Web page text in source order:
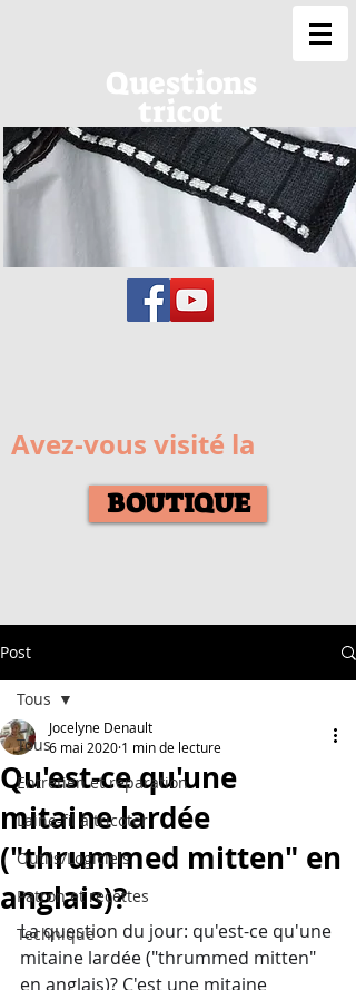
Questions
tricot
Avez-vous visité la
BOUTIQUE
Post
Tous
Entretien et réparation
Laine-fil à tricoter
Outils/Logiciels
Patron et recettes
Technique
Tous
Qu'est-ce qu'une
mitaine lardée
("thrummed mitten" en
anglais)?
Jocelyne Denault
6 mai 2020 1 min de lecture
La question du jour: qu'est-ce qu'une
mitaine lardée ("thrummed mitten"
en anglais)? C'est une mitaine